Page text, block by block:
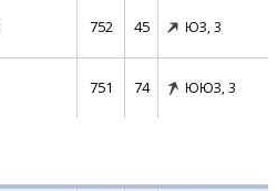
752 45 ЮЗ, 3
751 74 ЮЮЗ, 3